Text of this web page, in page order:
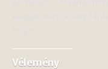
Vélemény